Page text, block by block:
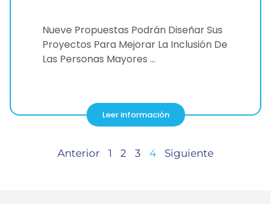
Nueve Propuestas Podrán Diseñar Sus
Proyectos Para Mejorar La Inclusión De
Las Personas Mayores …
Leer información
Anterior 1 2 3 4 Siguiente